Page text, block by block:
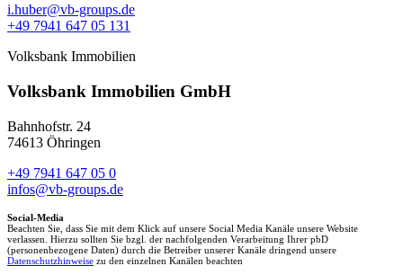
i.huber@vb-groups.de
+49 7941 647 05 131
Volksbank Immobilien
Volksbank Immobilien GmbH
Bahnhofstr. 24
74613 Öhringen
+49 7941 647 05 0
infos@vb-groups.de
Social-Media
Beachten Sie, dass Sie mit dem Klick auf unsere Social Media Kanäle unsere Website
verlassen. Hierzu sollten Sie bzgl. der nachfolgenden Verarbeitung Ihrer pbD
(personenbezogene Daten) durch die Betreiber unserer Kanäle dringend unsere
Datenschutzhinweise zu den einzelnen Kanälen beachten